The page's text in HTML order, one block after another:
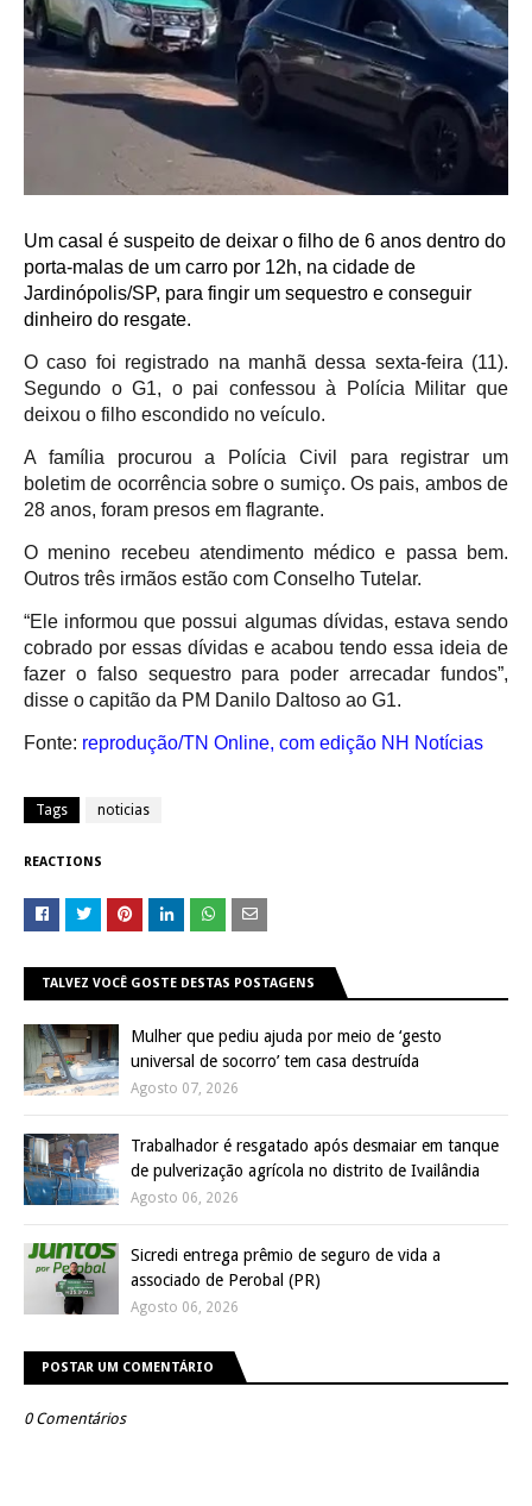
Um casal é suspeito de deixar o filho de 6 anos dentro do
porta-malas de um carro por 12h, na cidade de
Jardinópolis/SP, para fingir um sequestro e conseguir
dinheiro do resgate.
O caso foi registrado na manhã dessa sexta-feira (11).
Segundo o G1, o pai confessou à Polícia Militar que
deixou o filho escondido no veículo.
A família procurou a Polícia Civil para registrar um
boletim de ocorrência sobre o sumiço. Os pais, ambos de
28 anos, foram presos em flagrante.
O menino recebeu atendimento médico e passa bem.
Outros três irmãos estão com Conselho Tutelar.
“Ele informou que possui algumas dívidas, estava sendo
cobrado por essas dívidas e acabou tendo essa ideia de
fazer o falso sequestro para poder arrecadar fundos”,
disse o capitão da PM Danilo Daltoso ao G1.
Fonte: reprodução/TN Online, com edição NH Notícias
Tags noticias
REACTIONS
TALVEZ VOCÊ GOSTE DESTAS POSTAGENS
Mulher que pediu ajuda por meio de ‘gesto
universal de socorro’ tem casa destruída
Agosto 07, 2026
Trabalhador é resgatado após desmaiar em tanque
de pulverização agrícola no distrito de Ivailândia
Agosto 06, 2026
Sicredi entrega prêmio de seguro de vida a
associado de Perobal (PR)
Agosto 06, 2026
POSTAR UM COMENTÁRIO
0 Comentários